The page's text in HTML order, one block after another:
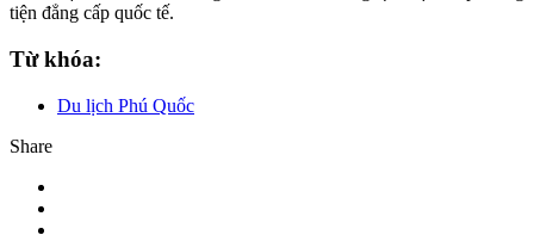
tiện đẳng cấp quốc tế.
Từ khóa:
Du lịch Phú Quốc
Share